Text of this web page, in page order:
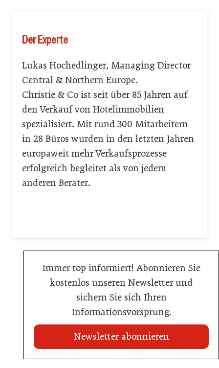
Der Experte
Lukas Hochedlinger, Managing Director
Central & Northern Europe.
Christie & Co ist seit über 85 Jahren auf
den Verkauf von Hotelimmobilien
spezialisiert. Mit rund 300 Mitarbeitern
in 28 Büros wurden in den letzten Jahren
europaweit mehr Verkaufsprozesse
erfolgreich begleitet als von jedem
anderen Berater.
Immer top informiert! Abonnieren Sie
kostenlos unseren Newsletter und
sichern Sie sich Ihren
Informationsvorsprung.
Newsletter abonnieren